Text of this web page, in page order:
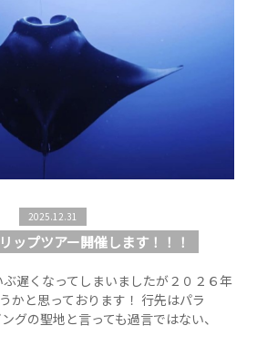
2025.12.31
ップツアー開催します！！！
遅くなってしまいましたが２０２６年
かと思っております！ 行先はパラ
グの聖地と言っても過言ではない、